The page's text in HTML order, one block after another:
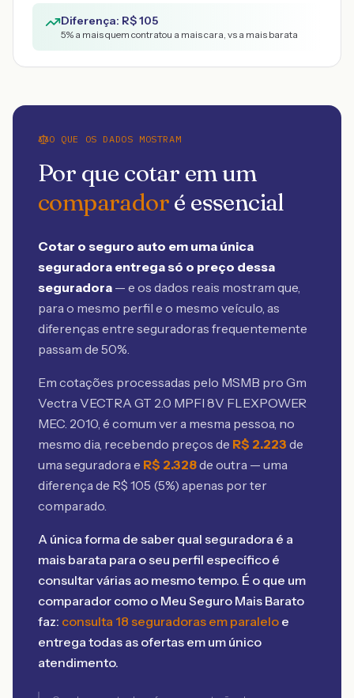
Diferença: R$105
5% a mais quem contratou a mais cara, vs a mais barata
O QUE OS DADOS MOSTRAM
Por que cotar em um
comparadoré essencial
Cotar o seguro auto em uma única
seguradora entrega só o preço dessa
seguradora — e os dados reais mostram que,
para o mesmo perfil e o mesmo veículo, as
diferenças entre seguradoras frequentemente
passam de 50%.
Em cotações processadas pelo MSMB pro Gm
Vectra VECTRA GT 2.0 MPFI 8V FLEXPOWER
MEC. 2010, é comum ver a mesma pessoa, no
mesmo dia, recebendo preços de R$ 2.223 de
uma seguradora e R$ 2.328de outra — uma
diferença de R$ 105 (5%) apenas por ter
comparado.
A única forma de saber qual seguradora é a
mais barata para o seu perfil específico é
consultar várias ao mesmo tempo. É o que um
comparador como o Meu Seguro Mais Barato
faz: consulta 18 seguradoras em paralelo e
entrega todas as ofertas em um único
atendimento.